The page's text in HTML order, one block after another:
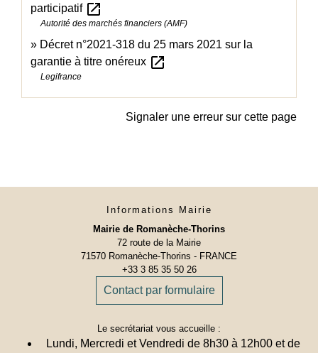
participatif open_in_new
Autorité des marchés financiers (AMF)
Décret n°2021-318 du 25 mars 2021 sur la
garantie à titre onéreux open_in_new
Legifrance
Signaler une erreur sur cette page
Informations Mairie
Mairie de Romanèche-Thorins
72 route de la Mairie
71570 Romanèche-Thorins - FRANCE
+33 3 85 35 50 26
Contact par formulaire
Le secrétariat vous accueille :
Lundi, Mercredi et Vendredi de 8h30 à 12h00 et de